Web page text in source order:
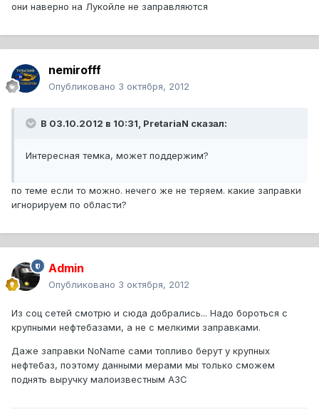
они наверно на Лукойле не заправляются
nemirofff
Опубликовано 3 октября, 2012
В 03.10.2012 в 10:31, PretariaN сказал:
Интересная темка, может поддержим?
по теме если то можно. нечего же не теряем. какие заправки
игнорируем по области?
Admin
Опубликовано 3 октября, 2012
Из соц сетей смотрю и сюда добрались... Надо бороться с
крупными нефтебазами, а не с мелкими заправками.
Даже заправки NoName сами топливо берут у крупных
нефтебаз, поэтому данными мерами мы только сможем
поднять выручку малоизвестным АЗС